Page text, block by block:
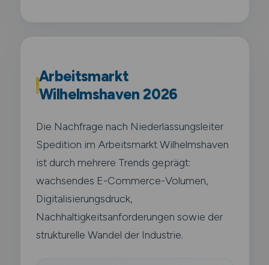
Arbeitsmarkt
Wilhelmshaven 2026
Die Nachfrage nach Niederlassungsleiter
Spedition im Arbeitsmarkt Wilhelmshaven
ist durch mehrere Trends geprägt:
wachsendes E-Commerce-Volumen,
Digitalisierungsdruck,
Nachhaltigkeitsanforderungen sowie der
strukturelle Wandel der Industrie.